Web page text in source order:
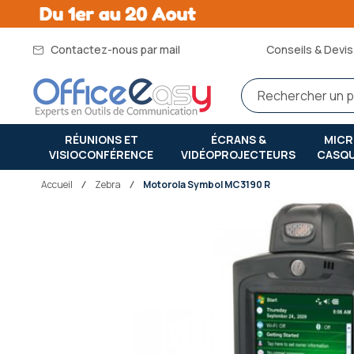
Contactez-nous par mail Conseils &
RÉUNIONS ET
VISIOCONFÉRENCE
ÉCRANS &
VIDÉOPROJECTEURS
Accueil zebra Motorola Symbol MC3190 R